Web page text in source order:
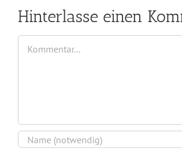
Hinterlasse einen
Kommentar